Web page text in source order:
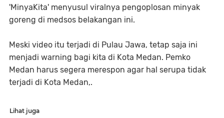
'MinyaKita' menyusul viralnya pengoplosan minyak
goreng di medsos belakangan ini.
Meski video itu terjadi di Pulau Jawa, tetap saja ini
menjadi warning bagi kita di Kota Medan. Pemko
Medan harus segera merespon agar hal serupa tidak
terjadi di Kota Medan,.
Lihat juga